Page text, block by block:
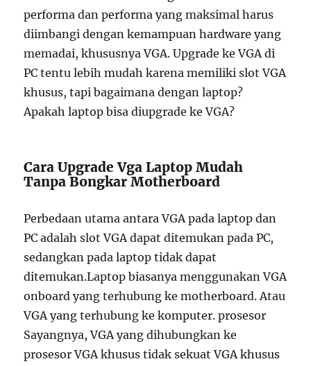
performa dan performa yang maksimal harus
diimbangi dengan kemampuan hardware yang
memadai, khususnya VGA. Upgrade ke VGA di
PC tentu lebih mudah karena memiliki slot VGA
khusus, tapi bagaimana dengan laptop?
Apakah laptop bisa diupgrade ke VGA?
Cara Upgrade Vga Laptop Mudah
Tanpa Bongkar Motherboard
Perbedaan utama antara VGA pada laptop dan
PC adalah slot VGA dapat ditemukan pada PC,
sedangkan pada laptop tidak dapat
ditemukan.Laptop biasanya menggunakan VGA
onboard yang terhubung ke motherboard. Atau
VGA yang terhubung ke komputer. prosesor
Sayangnya, VGA yang dihubungkan ke
prosesor VGA khusus tidak sekuat VGA khusus